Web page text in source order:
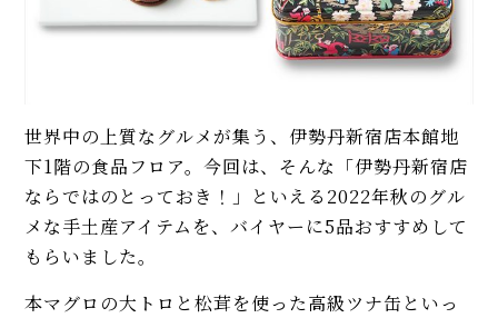
世界中の上質なグルメが集う、伊勢丹新宿店本館地
下1階の食品フロア。今回は、そんな「伊勢丹新宿店
ならではのとっておき！」といえる2022年秋のグル
メな手土産アイテムを、バイヤーに5品おすすめして
もらいました。
本マグロの大トロと松茸を使った高級ツナ缶といっ